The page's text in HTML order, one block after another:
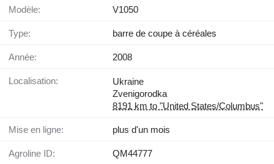
Modèle: V1050
Type: barre de coupe à céréales
Année: 2008
Localisation:
Ukraine
Zvenigorodka
8191 km to "United States/Columbus"
Mise en ligne: plus d'un mois
Agroline ID: QM44777